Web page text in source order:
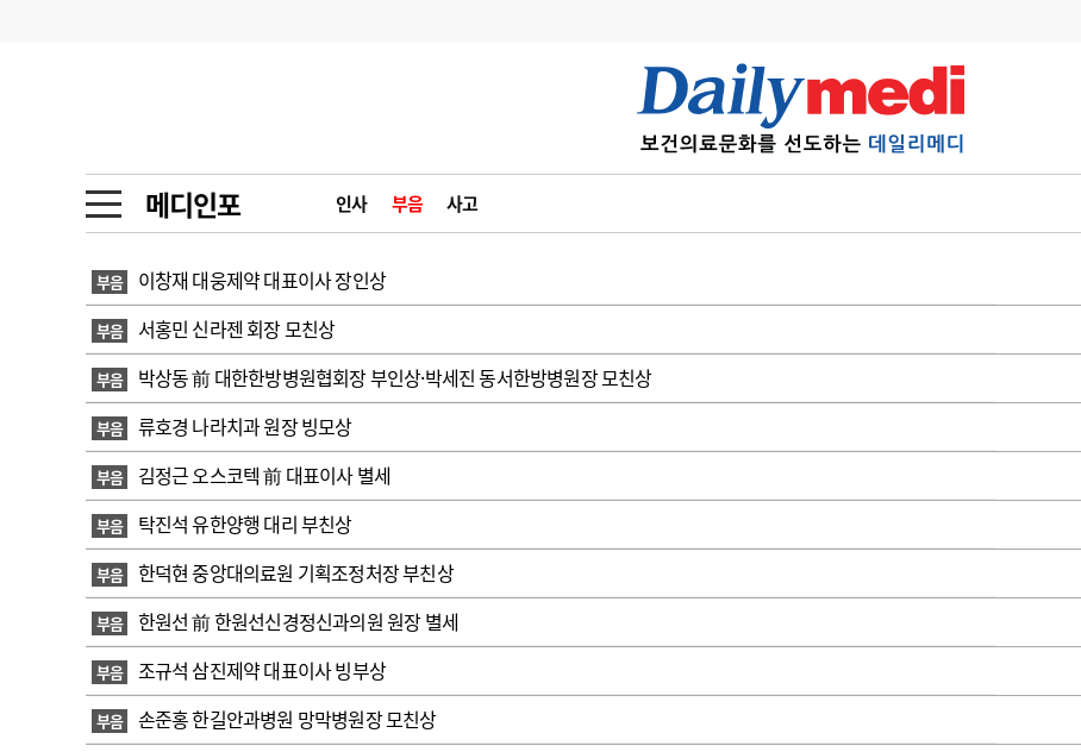
메디인포 인사 부음 사고
금주의 검색어
1
의사인력 수급 추계
2
성분명 처방
4
전공의 모집 결과
5
6
관리급여 실시
사고
수첩
인물 피플
포토뉴스 포토뉴스
메디 Hospital 지역병원 중소병원
인포메이션 행정처분
학회·연수강좌 학회/연수강좌 행사
고객센터 회사소개
부음 이창재 대웅제약 대표이사 장인상
부음 서홍민 신라젠 회장 모친상
부음 박상동 前 대한한방병원협회장 부인상·박세진 동서한방병원장 모친상
부음 류호경 나라치과 원장 빙모상
부음 김정근 오스코텍 前 대표이사 별세
부음 탁진석 유한양행 대리 부친상
부음 한덕현 중앙대의료원 기획조정처장 부친상
부음 한원선 前 한원선신경정신과의원 원장 별세
부음 조규석 삼진제약 대표이사 빙부상
부음 손준홍 한길안과병원 망막병원장 모친상